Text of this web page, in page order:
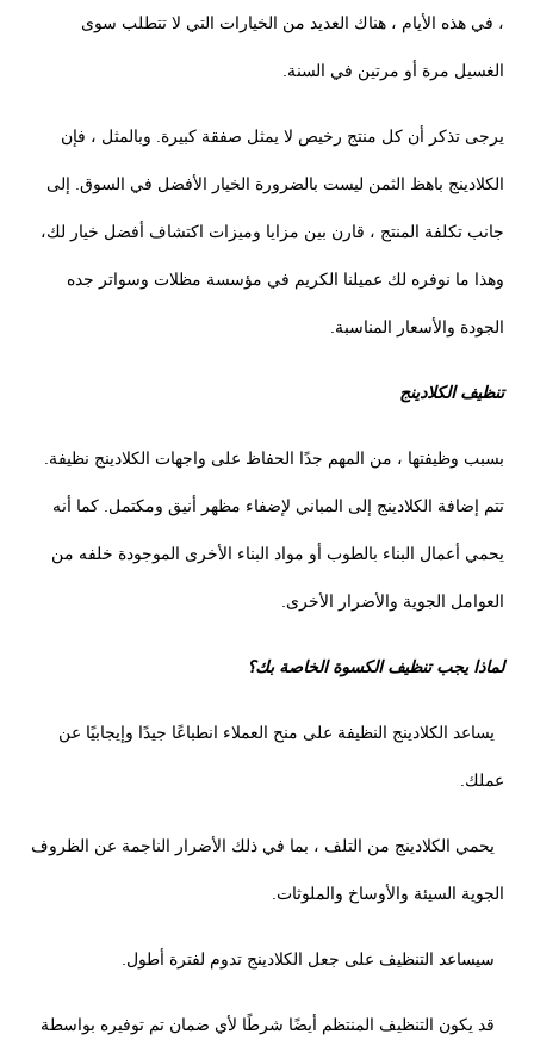
، في هذه الأيام ، هناك العديد من الخيارات التي لا تتطلب سوى
الغسيل مرة أو مرتين في السنة.
يرجى تذكر أن كل منتج رخيص لا يمثل صفقة كبيرة. وبالمثل ، فإن
الكلادينج باهظ الثمن ليست بالضرورة الخيار الأفضل في السوق. إلى
جانب تكلفة المنتج ، قارن بين مزايا وميزات اكتشاف أفضل خيار لك،
وهذا ما نوفره لك عميلنا الكريم في مؤسسة مظلات وسواتر جده
الجودة والأسعار المناسبة.
تنظيف الكلادينج
بسبب وظيفتها ، من المهم جدًا الحفاظ على واجهات الكلادينج نظيفة.
تتم إضافة الكلادينج إلى المباني لإضفاء مظهر أنيق ومكتمل. كما أنه
يحمي أعمال البناء بالطوب أو مواد البناء الأخرى الموجودة خلفه من
العوامل الجوية والأضرار الأخرى.
لماذا يجب تنظيف الكسوة الخاصة بك؟
يساعد الكلادينج النظيفة على منح العملاء انطباعًا جيدًا وإيجابيًا عن
عملك.
يحمي الكلادينج من التلف ، بما في ذلك الأضرار الناجمة عن الظروف
الجوية السيئة والأوساخ والملوثات.
سيساعد التنظيف على جعل الكلادينج تدوم لفترة أطول.
قد يكون التنظيف المنتظم أيضًا شرطًا لأي ضمان تم توفيره بواسطة